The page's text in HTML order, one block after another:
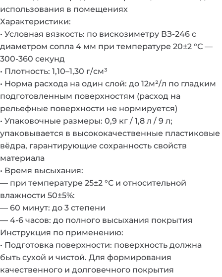
использования в помещениях
Характеристики:
• Условная вязкость: по вискозиметру ВЗ-246 с
диаметром сопла 4 мм при температуре 20±2 °С —
300-360 секунд
• Плотность: 1,10–1,30 г/см³
• Норма расхода на один слой: до 12м²/л по гладким
подготовленным поверхностям (расход на
рельефные поверхности не нормируется)
• Упаковочные размеры: 0,9 кг / 1,8 л / 9 л;
упаковывается в высококачественные пластиковые
вёдра, гарантирующие сохранность свойств
материала
• Время высыхания:
— при температуре 25±2 °С и относительной
влажности 50±5%:
— 60 минут: до 3 степени
— 4-6 часов: до полного высыхания покрытия
Инструкция по применению:
• Подготовка поверхности: поверхность должна
быть сухой и чистой. Для формирования
качественного и долговечного покрытия